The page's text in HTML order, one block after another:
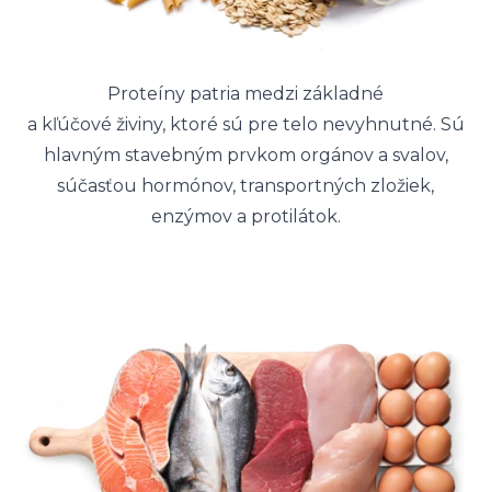
Proteíny patria medzi základné
a kľúčové živiny, ktoré sú pre telo nevyhnutné. Sú
hlavným stavebným prvkom orgánov a svalov,
súčasťou hormónov, transportných zložiek,
enzýmov a protilátok.